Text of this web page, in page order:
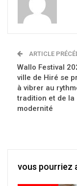
ARTICLE
Wallo Festival
ville de Hiré se
à vibrer au
tradition et de la
modernité
vous pourriez